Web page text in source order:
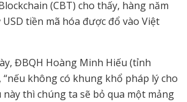
(CBT) cho thấy, hàng năm
tiền mã hóa được đổ vào Việt
ĐBQH Hoàng Minh Hiếu (tỉnh
“nếu không có khung khổ pháp lý cho
thì chúng ta sẽ bỏ qua một mảng